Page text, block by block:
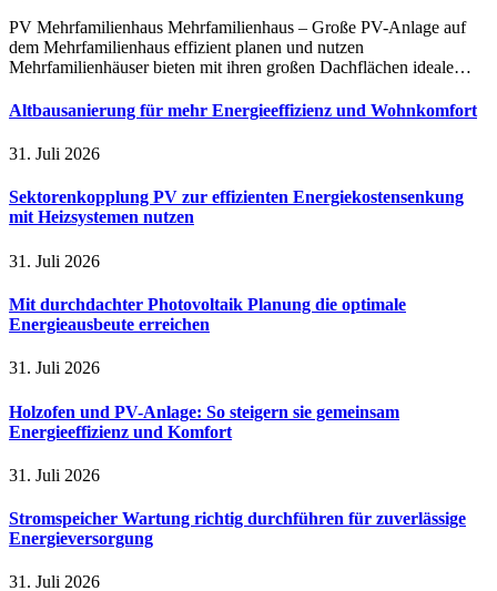
PV Mehrfamilienhaus Mehrfamilienhaus – Große PV-Anlage auf
dem Mehrfamilienhaus effizient planen und nutzen
Mehrfamilienhäuser bieten mit ihren großen Dachflächen ideale…
Altbausanierung für mehr Energieeffizienz und Wohnkomfort
31. Juli 2026
Sektorenkopplung PV zur effizienten Energiekostensenkung
mit Heizsystemen nutzen
31. Juli 2026
Mit durchdachter Photovoltaik Planung die optimale
Energieausbeute erreichen
31. Juli 2026
Holzofen und PV-Anlage: So steigern sie gemeinsam
Energieeffizienz und Komfort
31. Juli 2026
Stromspeicher Wartung richtig durchführen für zuverlässige
Energieversorgung
31. Juli 2026